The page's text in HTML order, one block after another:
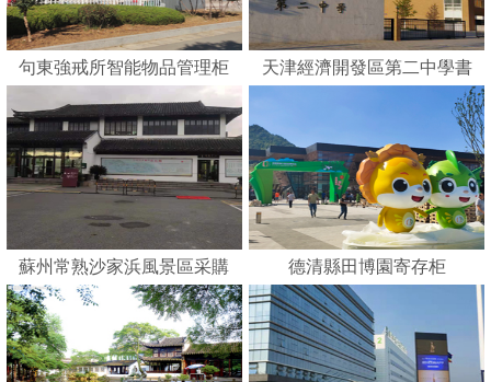
句東強戒所智能物品管理柜
天津經濟開發區第二中學書
蘇州常熟沙家浜風景區采購
人臉識別寄存柜
德清縣田博園寄存柜